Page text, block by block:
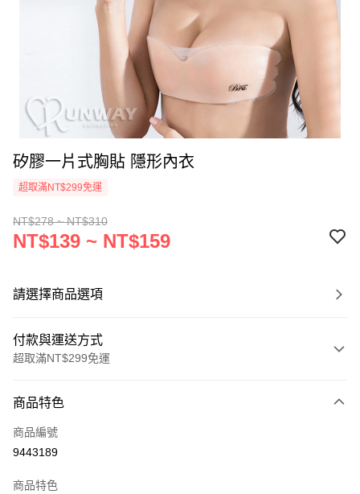
矽膠一片式胸貼 隱形內衣
超取滿NT$299免運
NT$278 ~ NT$310
NT$139 ~ NT$159
請選擇商品選項
付款與運送方式
超取滿NT$299免運
信用卡一次付款
超商取貨付款
商品特色
商品編號
9443189
商品特色